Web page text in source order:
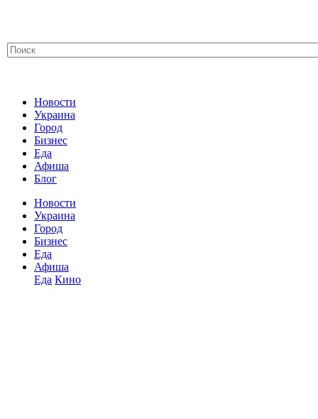
Новости
Украина
Город
Бизнес
Еда
Афиша
Блог
Новости
Украина
Город
Бизнес
Еда
Афиша
Еда Кино